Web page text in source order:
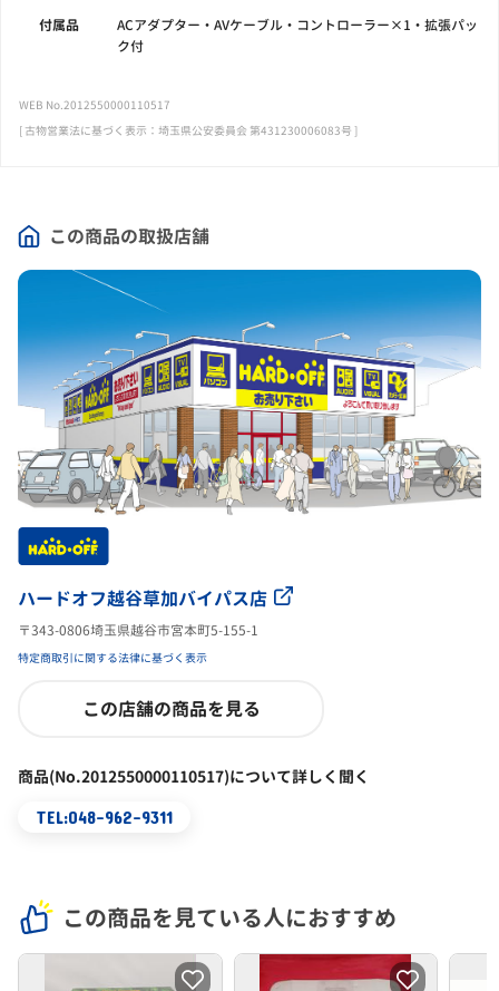
この商品の取扱店舗
ハードオフ越谷草加バイパス店
〒343-0806埼玉県越谷市宮本町5-155-1
特定商取引に関する法律に基づく表示
この店舗の商品を見る
商品(No.2012550000110517)について詳しく聞く
TEL:048-962-9311
付属品
ACアダプター・AVケーブル・コントローラー×1・拡張パッ
ク付
WEB No.2012550000110517
[ 古物営業法に基づく表示：埼玉県公安委員会 第431230006083号 ]
この商品を見ている人におすすめ